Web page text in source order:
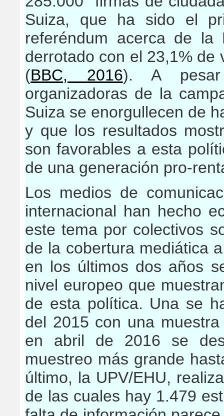
Suiza, que ha sido el
referéndum acerca de
derrotado con el 23,1% de
(BBC, 2016). A pesar
organizadoras de la
Suiza se enorgullecen de
y que los resultados
son favorables a esta
de una generación pro-
Los medios de
internacional han hecho
este tema por colectivos
de la cobertura mediática
en los últimos dos años
nivel europeo que
de esta política. Una se
del 2015 con una
en abril de 2016 se
muestreo más grande
último, la UPV/EHU,
de las cuales hay 1.479